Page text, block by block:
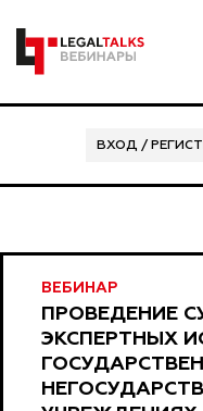
ВХОД /
ВЕБИНАР
ПРОВЕДЕНИЕ
ЭКСПЕРТНЫХ